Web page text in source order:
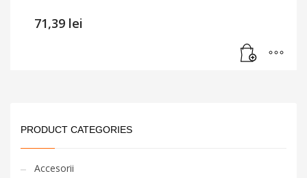
71,39 lei
PRODUCT CATEGORIES
Accesorii